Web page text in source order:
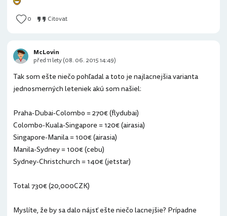
0 Citovat
Tak som ešte niečo pohľadal a toto je najlacnejšia varianta
jednosmerných leteniek akú som našiel:
Praha-Dubai-Colombo = 270€ (flydubai)
Colombo-Kuala-Singapore = 120€ (airasia)
Singapore-Manila = 100€ (airasia)
Manila-Sydney = 100€ (cebu)
Sydney-Christchurch = 140€ (jetstar)
Total 730€ (20,000CZK)
Myslíte, že by sa dalo nájsť ešte niečo lacnejšie? Prípadne
McLovin
před 11 lety (08. 06. 2015 14:49)